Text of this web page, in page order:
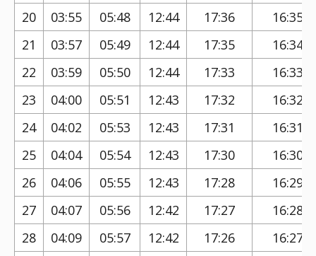
20
03:55 05:48 12:44 17:36
16:35
21
03:57 05:49 12:44 17:35
16:34
22
03:59 05:50 12:44 17:33
16:33
23
04:00 05:51 12:43 17:32
16:32
24
04:02 05:53 12:43 17:31
16:31
25
04:04 05:54 12:43 17:30
16:30
26
04:06 05:55 12:43 17:28
16:29
27
04:07 05:56 12:42 17:27
16:28
28
04:09 05:57 12:42 17:26
16:27